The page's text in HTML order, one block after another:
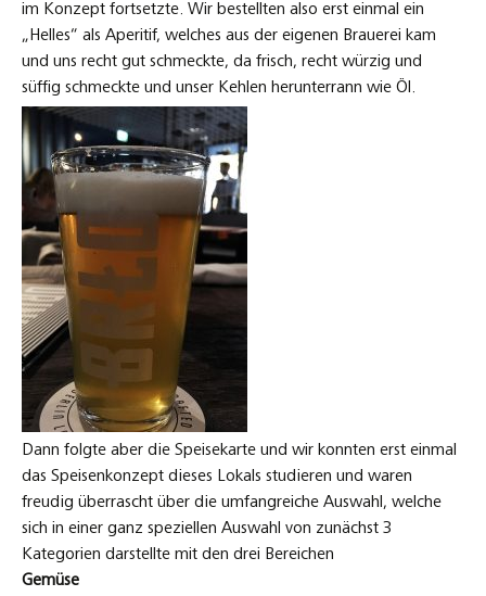
im Konzept fortsetzte. Wir bestellten also erst einmal ein
„Helles“ als Aperitif, welches aus der eigenen Brauerei kam
und uns recht gut schmeckte, da frisch, recht würzig und
süffig schmeckte und unser Kehlen herunterrann wie Öl.
Dann folgte aber die Speisekarte und wir konnten erst einmal
das Speisenkonzept dieses Lokals studieren und waren
freudig überrascht über die umfangreiche Auswahl, welche
sich in einer ganz speziellen Auswahl von zunächst 3
Kategorien darstellte mit den drei Bereichen
Gemüse